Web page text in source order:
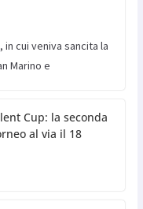
cui veniva sancita la
Marino e
Cup: la seconda
al via il 18